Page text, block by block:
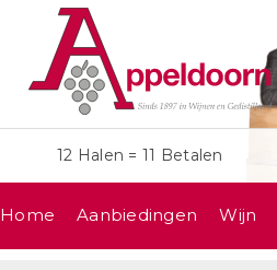
12 Halen = 11 Betalen
Home Aanbiedingen Wijn